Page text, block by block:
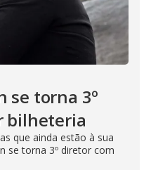
se torna 3º
bilheteria
que ainda estão à sua
se torna 3º diretor com